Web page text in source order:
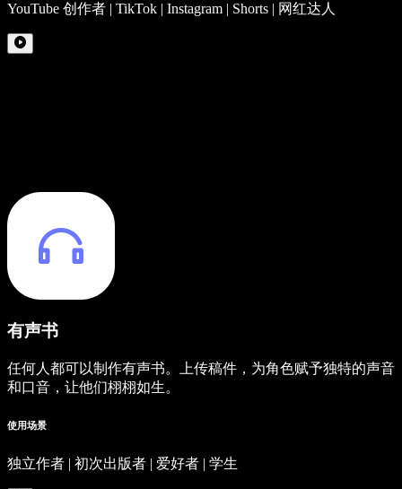
YouTube 创作者 | TikTok | Instagram | Shorts | 网红达人
有声书
任何人都可以制作有声书。上传稿件，为角色赋予独特的声音
和口音，让他们栩栩如生。
使用场景
独立作者 | 初次出版者 | 爱好者 | 学生